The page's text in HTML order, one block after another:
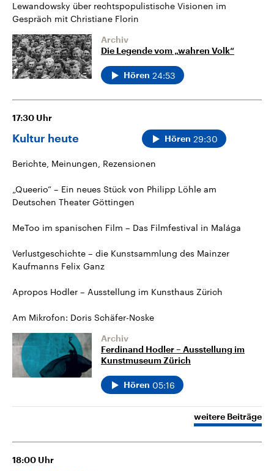
Lewandowsky über rechtspopulistische Visionen im
Gespräch mit Christiane Florin
Archiv
Die Legende vom „wahren Volk“
Hören 24:53
17:30 Uhr
Kultur heute Hören 29:30
Berichte, Meinungen, Rezensionen
„Queerio“ – Ein neues Stück von Philipp Löhle am
Deutschen Theater Göttingen
MeToo im spanischen Film – Das Filmfestival in Malága
Verlustgeschichte – die Kunstsammlung des Mainzer
Kaufmanns Felix Ganz
Apropos Hodler – Ausstellung im Kunsthaus Zürich
Am Mikrofon: Doris Schäfer-Noske
Archiv
Ferdinand Hodler – Ausstellung im
Kunstmuseum Zürich
Hören 05:16
weitere Beiträge
18:00 Uhr